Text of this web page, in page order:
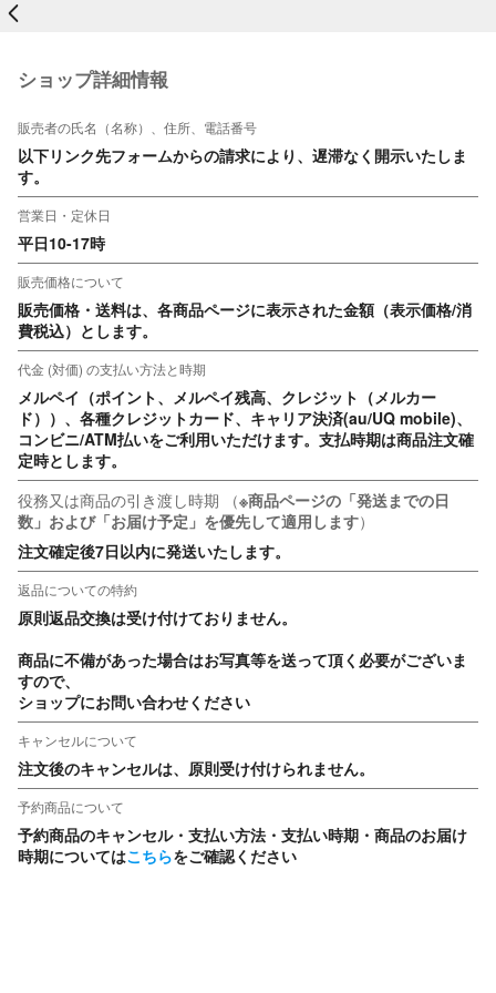
戻る
ショップ詳細情報
販売者の氏名（名称）、住所、電話番号
以下リンク先フォームからの請求により、遅滞なく開示いたしま
す。
営業日・定休日
平日10-17時
販売価格について
販売価格・送料は、各商品ページに表示された金額（表示価格/消
費税込）とします。
代金 (対価) の支払い方法と時期
メルペイ（ポイント、メルペイ残高、クレジット（メルカー
ド））、各種クレジットカード、キャリア決済(au/UQ mobile)、
コンビニ/ATM払いをご利用いただけます。支払時期は商品注文確
定時とします。
役務又は商品の引き渡し時期
（※商品ページの「発送までの日
数」および「お届け予定」を優先して適用します）
注文確定後7日以内に発送いたします。
返品についての特約
原則返品交換は受け付けておりません。
商品に不備があった場合はお写真等を送って頂く必要がございま
すので、
ショップにお問い合わせください
キャンセルについて
注文後のキャンセルは、原則受け付けられません。
予約商品について
予約商品のキャンセル・支払い方法・支払い時期・商品のお届け
時期についてはこちらをご確認ください